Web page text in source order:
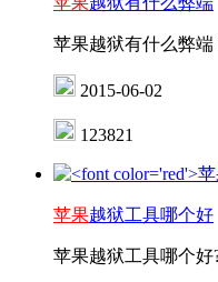
苹果越狱有什么弊
2015-06-02
123821
苹果越狱工具哪个好
苹果越狱工具哪个